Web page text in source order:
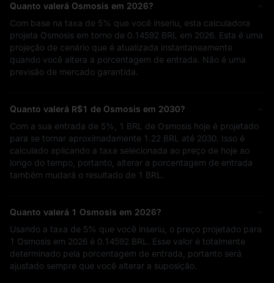
Quanto valerá Osmosis em 2026?
Com base na taxa de 5% que você inseriu, esta calculadora
projeta Osmosis em torno de 0.14592 BRL
em 2026. Esta é uma
projeção de cenário que é atualizada instantaneamente
quando você altera a porcentagem de entrada. Não é uma
previsão de mercado garantida.
Quanto valerá R$1 de Osmosis em 2030?
Com a sua entrada de 5% 1 BRL
de Osmosis hoje é projetado
para se tornar aproximadamente 1.22 BRL
até 2030. Isso é
calculado aplicando a taxa selecionada ao preço de hoje ao
longo do tempo, portanto, alterar a porcentagem de entrada
também mudará o resultado de 1 BRL
Quanto valerá 1 Osmosis em 2026?
Usando a taxa de 5% que você inseriu, o preço projetado para
1 Osmosis em 2026 é 0.14592 BRL
. Esse valor é totalmente
determinado pela porcentagem de entrada, portanto será
ajustado sempre que você alterar a suposição.